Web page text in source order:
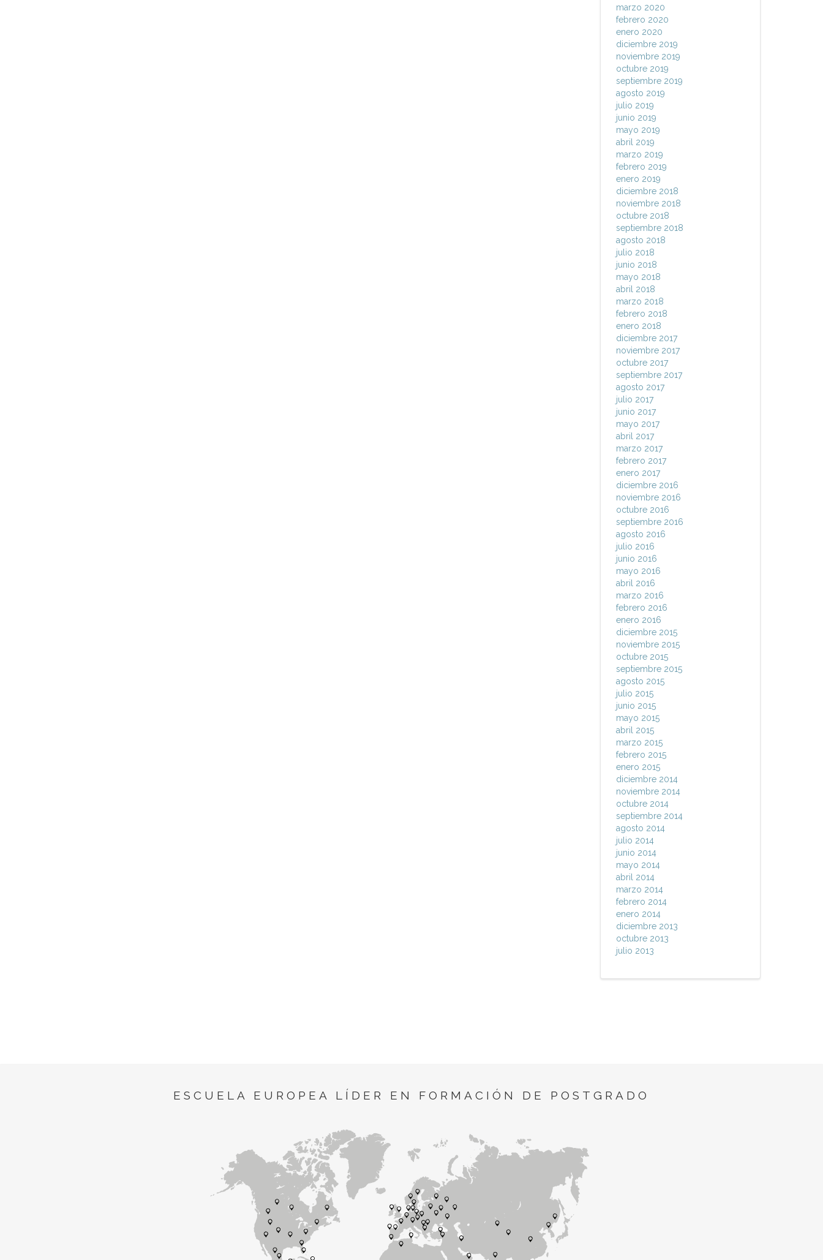
marzo 2020
febrero 2020
enero 2020
diciembre 2019
noviembre 2019
octubre 2019
septiembre 2019
agosto 2019
julio 2019
junio 2019
mayo 2019
abril 2019
marzo 2019
febrero 2019
enero 2019
diciembre 2018
noviembre 2018
octubre 2018
septiembre 2018
agosto 2018
julio 2018
junio 2018
mayo 2018
abril 2018
marzo 2018
febrero 2018
enero 2018
diciembre 2017
noviembre 2017
octubre 2017
septiembre 2017
agosto 2017
julio 2017
junio 2017
mayo 2017
abril 2017
marzo 2017
febrero 2017
enero 2017
diciembre 2016
noviembre 2016
octubre 2016
septiembre 2016
agosto 2016
julio 2016
junio 2016
mayo 2016
abril 2016
marzo 2016
febrero 2016
enero 2016
diciembre 2015
noviembre 2015
octubre 2015
septiembre 2015
agosto 2015
julio 2015
junio 2015
mayo 2015
abril 2015
marzo 2015
febrero 2015
enero 2015
diciembre 2014
noviembre 2014
octubre 2014
septiembre 2014
agosto 2014
julio 2014
junio 2014
mayo 2014
abril 2014
marzo 2014
febrero 2014
enero 2014
diciembre 2013
octubre 2013
julio 2013
ESCUELA EUROPEA LÍDER EN FORMACIÓN DE POSTGRADO